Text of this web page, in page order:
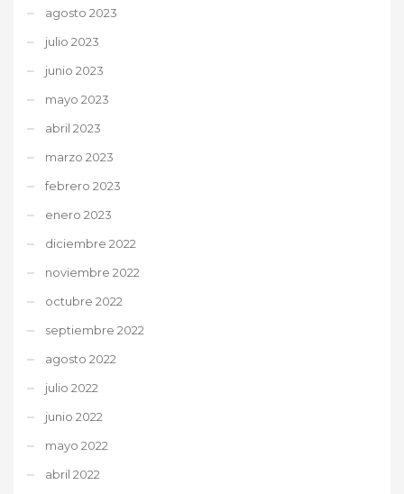
agosto 2023
julio 2023
junio 2023
mayo 2023
abril 2023
marzo 2023
febrero 2023
enero 2023
diciembre 2022
noviembre 2022
octubre 2022
septiembre 2022
agosto 2022
julio 2022
junio 2022
mayo 2022
abril 2022